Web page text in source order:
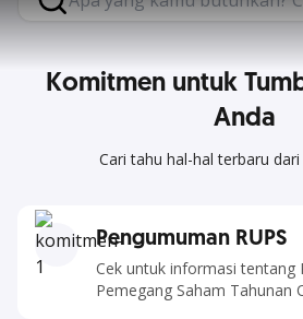
Terus melangkah bersama
dengan Anda.
Komitmen untuk
Anda
Cari tahu hal-hal terbaru dari
Pengumuman RUPS
Cek untuk informasi tentang
Pemegang Saham Tahunan